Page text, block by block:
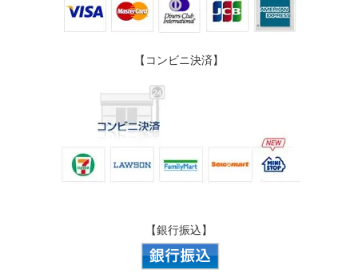
【コンビニ決済】
【銀行振込】